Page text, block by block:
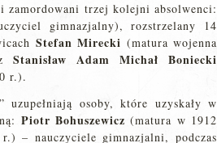
trzej kolejni absolwenci:
gimnazjalny), rozstrzelany 14
Stefan Mirecki (matura wojenna
Stanisław Adam Michał Boniecki
r.).
osoby, które uzyskały w
Piotr Bohuszewicz (matura w 1912
– nauczyciele gimnazjalni, podczas